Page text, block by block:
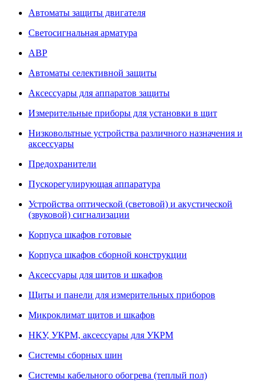
Автоматы защиты двигателя
Светосигнальная арматура
АВР
Автоматы селективной защиты
Аксессуары для аппаратов защиты
Измерительные приборы для установки в щит
Низковольтные устройства различного назначения и
аксессуары
Предохранители
Пускорегулирующая аппаратура
Устройства оптической (световой) и акустической
(звуковой) сигнализации
Корпуса шкафов готовые
Корпуса шкафов сборной конструкции
Аксессуары для щитов и шкафов
Щиты и панели для измерительных приборов
Микроклимат щитов и шкафов
НКУ, УКРМ, аксессуары для УКРМ
Системы сборных шин
Системы кабельного обогрева (теплый пол)